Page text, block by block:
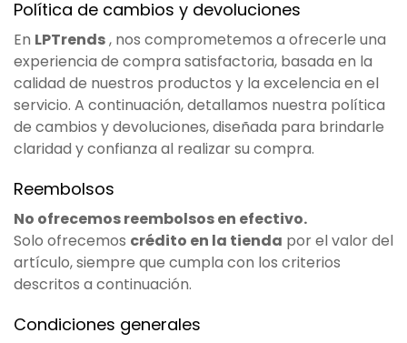
Política de cambios y devoluciones
En LPTrends, nos comprometemos a ofrecerle una
experiencia de compra satisfactoria, basada en la
calidad de nuestros productos y la excelencia en el
servicio. A continuación, detallamos nuestra política
de cambios y devoluciones, diseñada para brindarle
claridad y confianza al realizar su compra.
Reembolsos
No ofrecemos reembolsos en efectivo.
Solo ofrecemos crédito en la tienda por el valor del
artículo, siempre que cumpla con los criterios
descritos a continuación.
Condiciones generales